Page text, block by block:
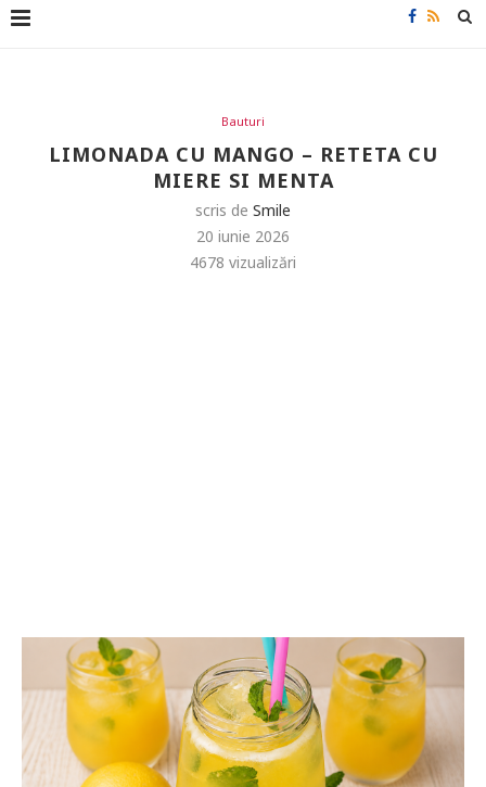
Bauturi
LIMONADA CU MANGO – RETETA CU
MIERE SI MENTA
scris de Smile
20 iunie 2026
4678 vizualizări